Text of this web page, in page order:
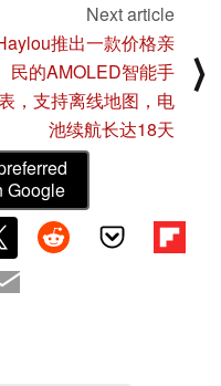
Next article
推出一款价格亲
民的AMOLED智能手
，支持离线地图，电
池续航长达18天
⟩
Google